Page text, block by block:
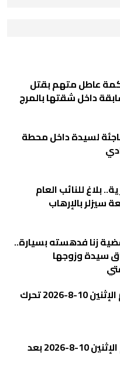
عاطل متهم بقتل
داخل شقتها بالمرج
لسيدة داخل محطة
بلاغ للنائب العام
سيزلر بالإرهاب
زنا فدهسته بسيارة..
سيدة وزوجها
سعر الذهب اليوم الإثنين 10-8-2026 تحرك
سعر الدولار اليوم الإثنين 10-8-2026 بعد